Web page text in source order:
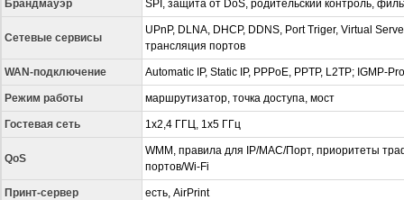
Брандмауэр SPI, защита от DoS, родительский контроль,
Сетевые сервисы
UPnP, DLNA, DHCP, DDNS, Port Triger, Virtual
трансляция портов
WAN-подключение Automatic IP, Static IP, PPPoE, PPTP, L2TP; IGMP-
Режим работы маршрутизатор, точка доступа, мост
Гостевая сеть 1x2,4 ГГЦ, 1x5 ГГц
QoS
WMM, правила для IP/MAC/Порт, приоритеты
портов/Wi-Fi
Принт-сервер есть, AirPrint